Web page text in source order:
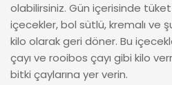
olabilirsiniz. Gün içerisinde
içecekler, bol sütlü, kremalı ve
kilo olarak geri döner. Bu
çayı ve rooibos çayı gibi kilo
bitki çaylarına yer verin.